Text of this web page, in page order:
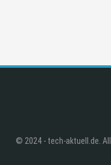
© 2024 - tech-aktuell.de.